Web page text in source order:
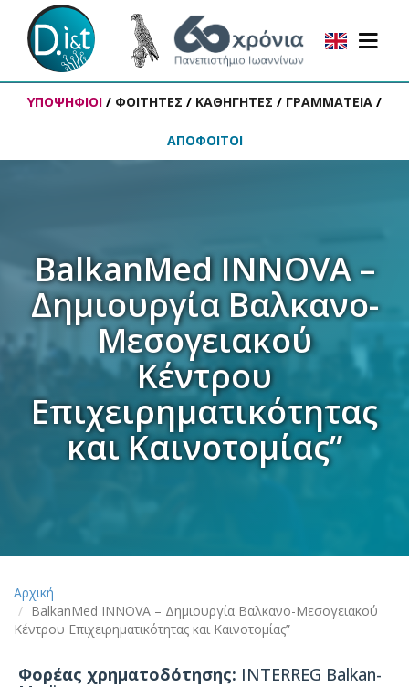
ΥΠΟΨΗΦΙΟΙ / ΦΟΙΤΗΤΕΣ / ΚΑΘΗΓΗΤΕΣ / ΓΡΑΜΜΑΤΕΙΑ /
ΑΠΟΦΟΙΤΟΙ
BalkanMed INNOVA –
Δημιουργία Βαλκανο-
Μεσογειακού
Κέντρου
Επιχειρηματικότητας
και Καινοτομίας”
Αρχική
BalkanMed INNOVA – Δημιουργία Βαλκανο-Μεσογειακού
Κέντρου Επιχειρηματικότητας και Καινοτομίας”
Φορέας χρηματοδότησης: INTERREG Balkan-